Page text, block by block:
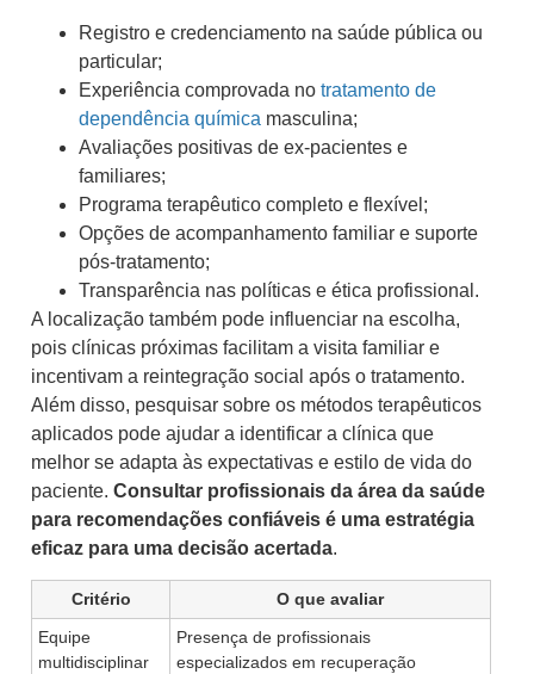
Registro e credenciamento na saúde pública ou
particular;
Experiência comprovada no tratamento de
dependência química masculina;
Avaliações positivas de ex-pacientes e
familiares;
Programa terapêutico completo e flexível;
Opções de acompanhamento familiar e suporte
pós-tratamento;
Transparência nas políticas e ética profissional.
A localização também pode influenciar na escolha,
pois clínicas próximas facilitam a visita familiar e
incentivam a reintegração social após o tratamento.
Além disso, pesquisar sobre os métodos terapêuticos
aplicados pode ajudar a identificar a clínica que
melhor se adapta às expectativas e estilo de vida do
paciente. Consultar profissionais da área da saúde
para recomendações confiáveis é uma estratégia
eficaz para uma decisão acertada.
Critério
O que avaliar
Equipe
multidisciplinar
Presença de profissionais
especializados em recuperação